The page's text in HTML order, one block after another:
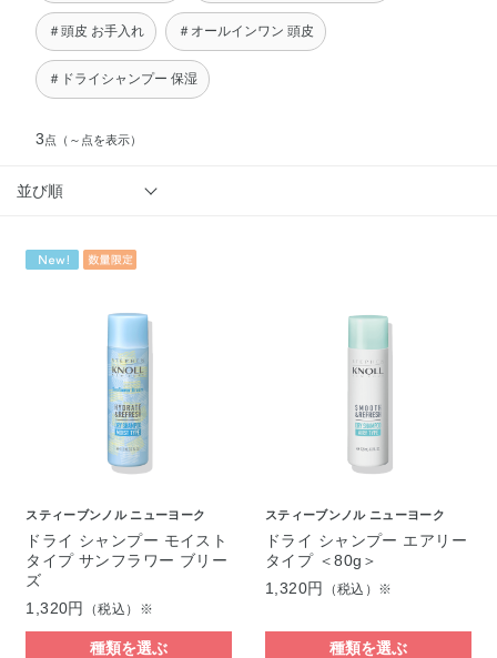
＃頭皮 お手入れ ＃オールインワン 頭皮
＃ドライシャンプー 保湿
3点 （～点を表示）
並び順
スティーブンノル ニューヨーク
ドライ シャンプー モイスト
タイプ サンフラワー ブリー
ズ
1,320円
（税込）※
種類を選ぶ
スティーブンノル ニューヨーク
ドライ シャンプー エアリー
タイプ ＜80g＞
1,320円
（税込）※
種類を選ぶ